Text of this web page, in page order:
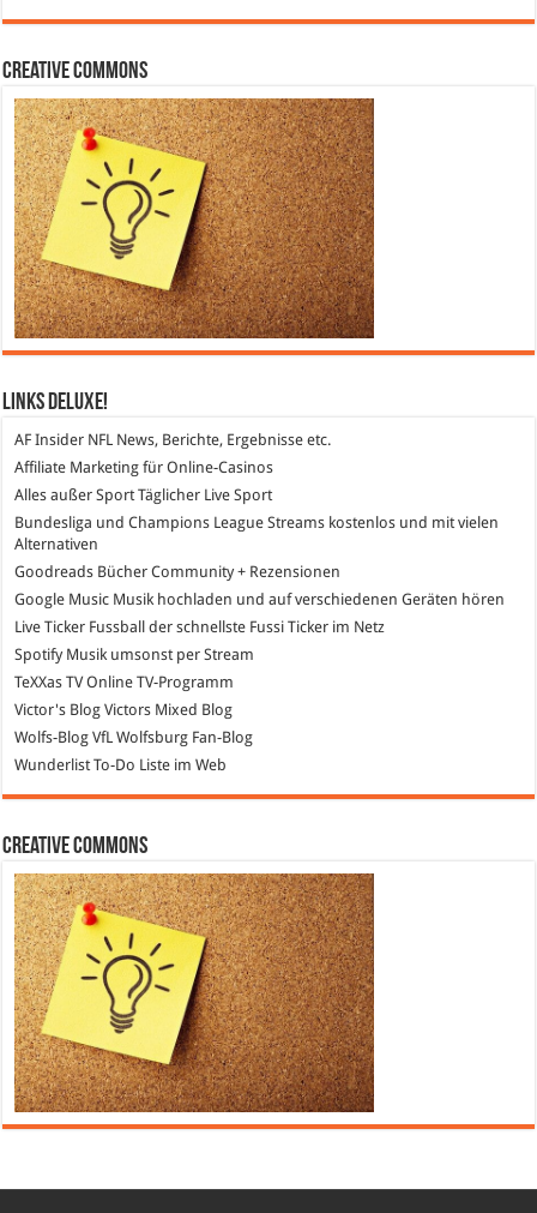
Creative Commons
Links DeLuXe!
AF Insider NFL News, Berichte, Ergebnisse etc.
Affiliate Marketing für Online-Casinos
Alles außer Sport Täglicher Live Sport
Bundesliga und Champions League Streams kostenlos und mit vielen
Alternativen
Goodreads Bücher Community + Rezensionen
Google Music Musik hochladen und auf verschiedenen Geräten hören
Live Ticker Fussball der schnellste Fussi Ticker im Netz
SpotifyMusik umsonst per Stream
TeXXas TVOnline TV-Programm
Victor's Blog Victors Mixed Blog
Wolfs-Blog VfL Wolfsburg Fan-Blog
Wunderlist To-Do Liste im Web
Creative Commons